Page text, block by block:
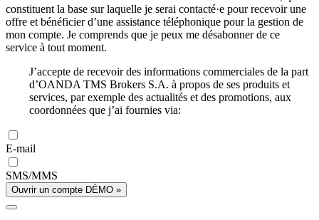
constituent la base sur laquelle je serai contacté·e pour recevoir une
offre et bénéficier d’une assistance téléphonique pour la gestion de
mon compte. Je comprends que je peux me désabonner de ce
service à tout moment.
J’accepte de recevoir des informations commerciales de la part
d’OANDA TMS Brokers S.A. à propos de ses produits et
services, par exemple des actualités et des promotions, aux
coordonnées que j’ai fournies via:
E-mail
SMS/MMS
Ouvrir un compte DÉMO »